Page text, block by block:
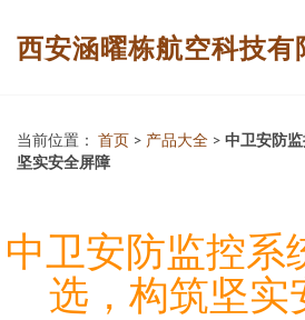
西安涵曜栋航空科技有
当前位置： 首页 > 产品大全 > 中卫安防
坚实安全屏障
中卫安防监控系
选，构筑坚实